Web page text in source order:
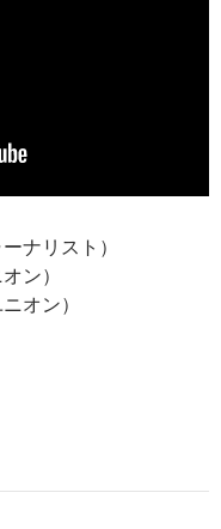
ナリスト）
ン）
ン）